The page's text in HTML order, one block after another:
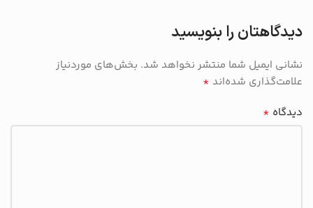
دیدگاهتان را بنویسید
نشانی ایمیل شما منتشر نخواهد شد. بخش‌های موردنیاز
علامت‌گذاری شده‌اند *
دیدگاه *